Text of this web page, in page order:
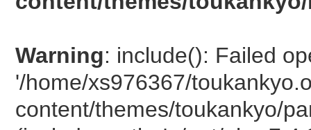
Warning: include(): Failed
'/home/xs976367/
content/themes/toukankyo/